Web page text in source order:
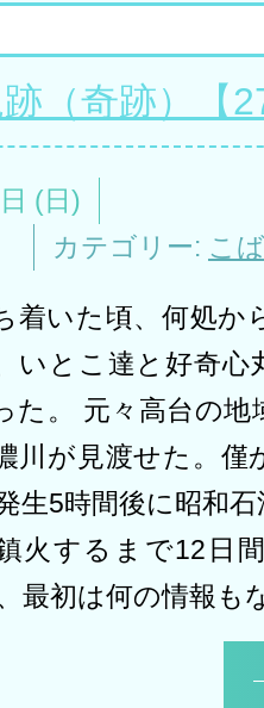
（奇跡）【
(日)
カテゴリー: こ
着いた頃、何処か
いとこ達と好奇心
た。 元々高台の
川が見渡せた。僅
生5時間後に昭和
火するまで12日
最初は何の情報